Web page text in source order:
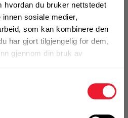
hvordan du bruker nettstedet
sosiale medier,
som kan kombinere den
har gjort tilgjengelig for dem,
gjennom din bruk av
av ordre
HSA-R, HSA-R2, HST3,
G ankere fra M8 til M16 i
HST2-R ankere fra M8 til